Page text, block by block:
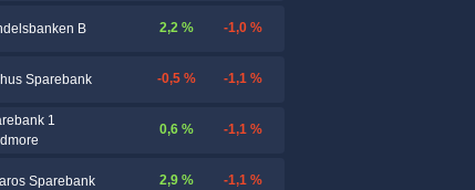
B 2,2 % -1,0 %
Sparebank -0,5 % -1,1 %
1
0,6 % -1,1 %
Sparebank 2,9 % -1,1 %